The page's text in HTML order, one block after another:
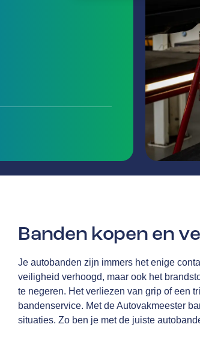
Banden kopen en
Je autobanden zijn immers het enige
veiligheid verhoogd, maar ook het
te negeren. Het verliezen van grip of een
bandenservice. Met de Autovakmeester
situaties. Zo ben je met de juiste